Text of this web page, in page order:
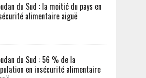
du Sud : la moitié du pays en
alimentaire aiguë
du Sud : 56 % de la
en insécurité alimentaire